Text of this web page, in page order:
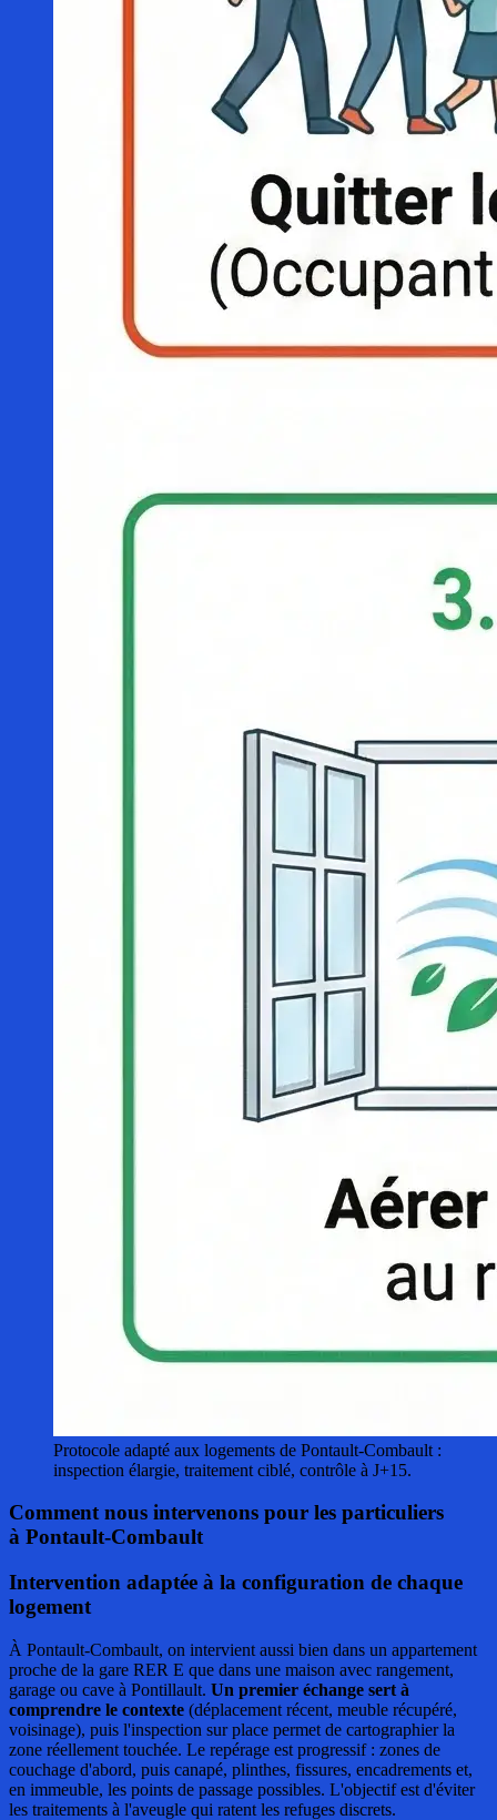
Protocole adapté aux logements de Pontault-Combault :
inspection élargie, traitement ciblé, contrôle à J+15.
Comment nous intervenons pour les particuliers
à Pontault-Combault
Intervention adaptée à la configuration de chaque
logement
À Pontault-Combault, on intervient aussi bien dans un appartement
proche de la gare RER E que dans une maison avec rangement,
garage ou cave à Pontillault. Un premier échange sert à
comprendre le contexte (déplacement récent, meuble récupéré,
voisinage), puis l'inspection sur place permet de cartographier la
zone réellement touchée. Le repérage est progressif : zones de
couchage d'abord, puis canapé, plinthes, fissures, encadrements et,
en immeuble, les points de passage possibles. L'objectif est d'éviter
les traitements à l'aveugle qui ratent les refuges discrets.